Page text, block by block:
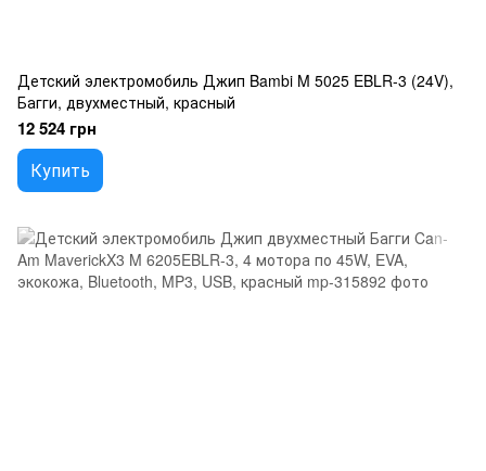
Детский электромобиль Джип Bambi M 5025 EBLR-3 (24V),
Багги, двухместный, красный
12 524 грн
Купить